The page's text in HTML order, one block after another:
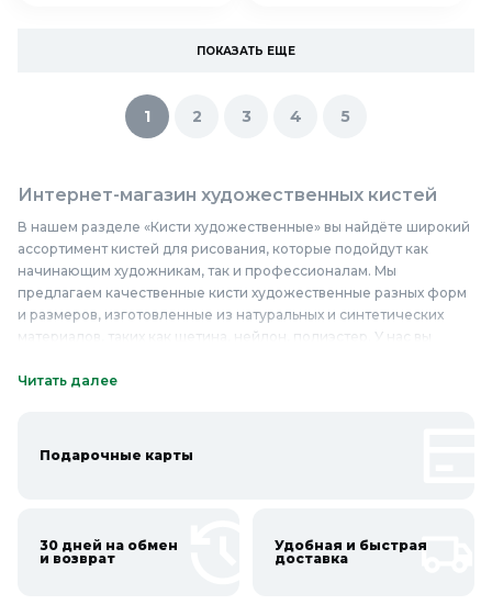
ПОКАЗАТЬ ЕЩЕ
1 2 3 4 5
Интернет-магазин художественных кистей
В нашем разделе «Кисти художественные» вы найдёте широкий
ассортимент кистей для рисования, которые подойдут как
начинающим художникам, так и профессионалам. Мы
предлагаем качественные кисти художественные разных форм
и размеров, изготовленные из натуральных и синтетических
материалов, таких как щетина, нейлон, полиэстер. У нас вы
акрила и других видов живописи. Мы гарантируем высокое
долговечностью и удобством в использовании, что делает их
свои идеи в жизнь!
Читать далее
Подарочные карты
30 дней на обмен
и возврат
Удобная и быстрая
доставка